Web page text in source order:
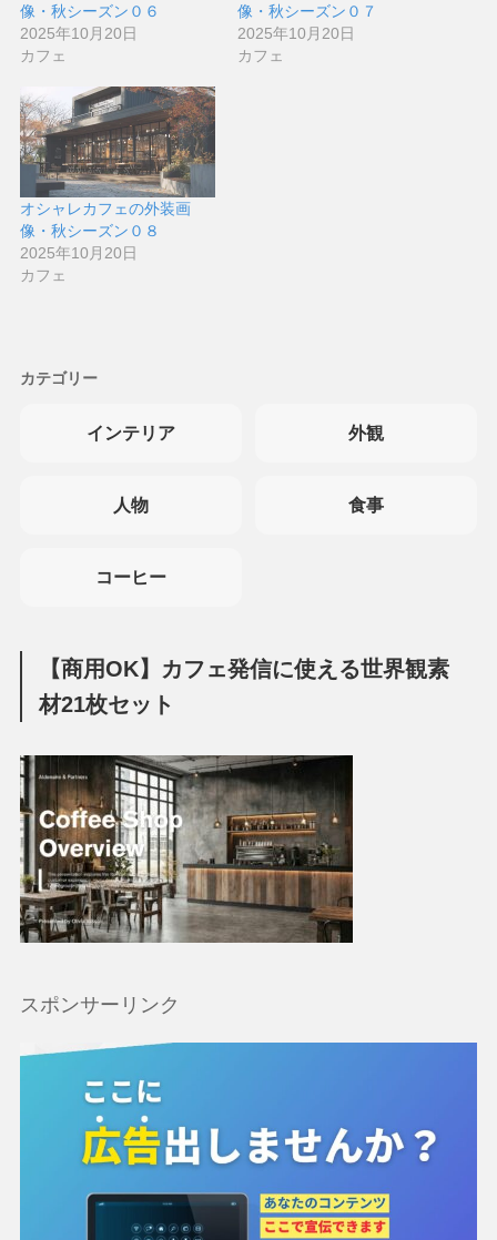
像・秋シーズン０６
2025年10月20日
カフェ
像・秋シーズン０７
2025年10月20日
カフェ
オシャレカフェの外装画
像・秋シーズン０８
2025年10月20日
カフェ
カテゴリー
インテリア 外観
人物 食事
コーヒー
【商用OK】カフェ発信に使える世界観素
材21枚セット
スポンサーリンク